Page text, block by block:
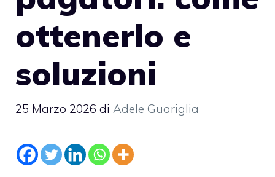
ottenerlo e
soluzioni
25 Marzo 2026 di Adele Guariglia